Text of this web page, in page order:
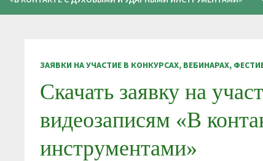
ЗАЯВКИ НА УЧАСТИЕ В КОНКУРСАХ, ВЕБИНАРАХ,
Скачать заявку на
видеозаписям «В
инструментами»